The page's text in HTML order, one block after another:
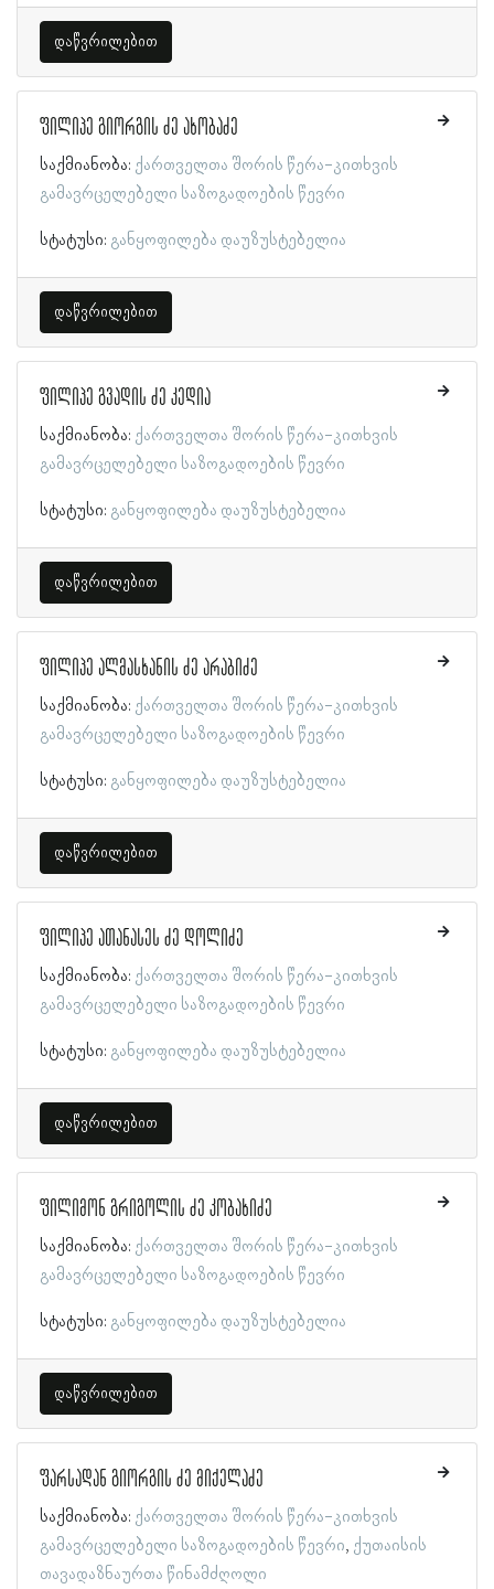
დაწვრილებით
ფილიპე გიორგის ძე ახობაძე
საქმიანობა: ქართველთა შორის წერა-კითხვის
გამავრცელებელი საზოგადოების წევრი
სტატუსი: განყოფილება დაუზუსტებელია
დაწვრილებით
ფილიპე გვადის ძე კედია
საქმიანობა: ქართველთა შორის წერა-კითხვის
გამავრცელებელი საზოგადოების წევრი
სტატუსი: განყოფილება დაუზუსტებელია
დაწვრილებით
ფილიპე ალმასხანის ძე არაბიძე
საქმიანობა: ქართველთა შორის წერა-კითხვის
გამავრცელებელი საზოგადოების წევრი
სტატუსი: განყოფილება დაუზუსტებელია
დაწვრილებით
ფილიპე ათანასეს ძე დოლიძე
საქმიანობა: ქართველთა შორის წერა-კითხვის
გამავრცელებელი საზოგადოების წევრი
სტატუსი: განყოფილება დაუზუსტებელია
დაწვრილებით
ფილიმონ გრიგოლის ძე კობახიძე
საქმიანობა: ქართველთა შორის წერა-კითხვის
გამავრცელებელი საზოგადოების წევრი
სტატუსი: განყოფილება დაუზუსტებელია
დაწვრილებით
ფარსადან გიორგის ძე მიქელაძე
საქმიანობა: ქართველთა შორის წერა-კითხვის
გამავრცელებელი საზოგადოების წევრი ქუთაისის
თავადაზნაურთა წინამძღოლი